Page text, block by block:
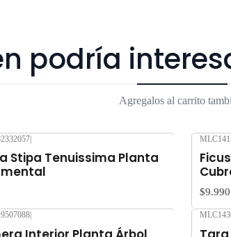
podría
Agregalos al carrito
Stipa Tenuissima Planta
$9.990